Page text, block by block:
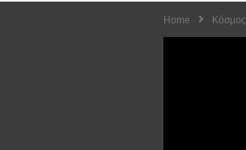
Home Κόσμος